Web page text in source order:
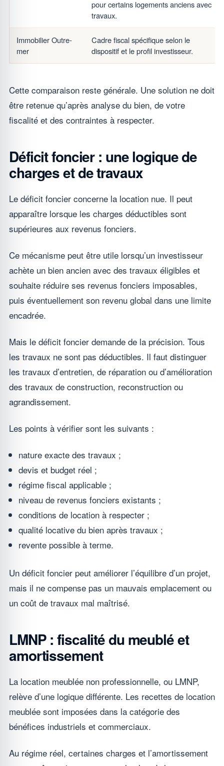
pour certains logements anciens avec
travaux.
Immobilier Outre-
mer
Cadre fiscal spécifique selon le
dispositif et le profil investisseur.
Cette comparaison reste générale. Une solution ne doit
être retenue qu’après analyse du bien, de votre
fiscalité et des contraintes à respecter.
Déficit foncier : une logique de
charges et de travaux
Le déficit foncier concerne la location nue. Il peut
apparaître lorsque les charges déductibles sont
supérieures aux revenus fonciers.
Ce mécanisme peut être utile lorsqu’un investisseur
achète un bien ancien avec des travaux éligibles et
souhaite réduire ses revenus fonciers imposables,
puis éventuellement son revenu global dans une limite
encadrée.
Mais le déficit foncier demande de la précision. Tous
les travaux ne sont pas déductibles. Il faut distinguer
les travaux d’entretien, de réparation ou d’amélioration
des travaux de construction, reconstruction ou
agrandissement.
Les points à vérifier sont les suivants :
nature exacte des travaux ;
devis et budget réel ;
régime fiscal applicable ;
niveau de revenus fonciers existants ;
conditions de location à respecter ;
qualité locative du bien après travaux ;
revente possible à terme.
Un déficit foncier peut améliorer l’équilibre d’un projet,
mais il ne compense pas un mauvais emplacement ou
un coût de travaux mal maîtrisé.
LMNP : fiscalité du meublé et
amortissement
La location meublée non professionnelle, ou LMNP,
relève d’une logique différente. Les recettes de location
meublée sont imposées dans la catégorie des
bénéfices industriels et commerciaux.
Au régime réel, certaines charges et l’amortissement